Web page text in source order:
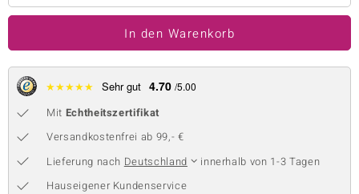
Collection
In den Warenkorb
★★★★★ Sehr gut 4.70 /5.00
Mit Echtheitszertifikat
Versandkostenfrei ab 99,- €
Lieferung nach Deutschland
innerhalb von 1-3 Tagen
Hauseigener Kundenservice